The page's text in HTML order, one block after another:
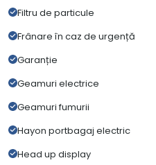
Filtru de particule
Frânare în caz de urgență
Garanție
Geamuri electrice
Geamuri fumurii
Hayon portbagaj electric
Head up display